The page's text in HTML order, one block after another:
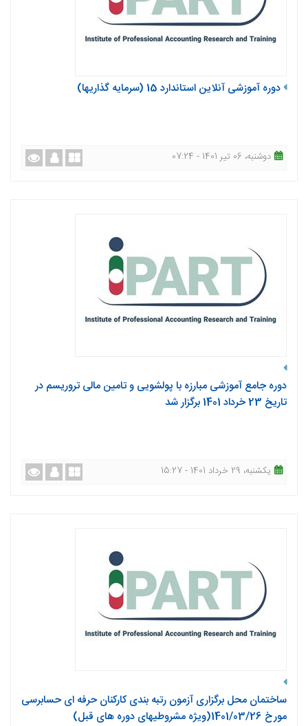
دوره آموزشی آنلاین استاندارد 15 (سرمایه گذاریها)
دوشنبه، 06 تیر 1401 - 07:24
دوره جامع آموزشی مبارزه با پولشویی و تامین مالی تروریسم در
تاریخ 23 خرداد 1401 برگزار شد
یکشنبه، 29 خرداد 1401 - 15:27
ساختمان محل برگزاری آزمون رتبه بندی کارکنان حرفه ای حسابرسی
مورخ 1401/03/26(ویژه مشروطیهای دوره های قبل)